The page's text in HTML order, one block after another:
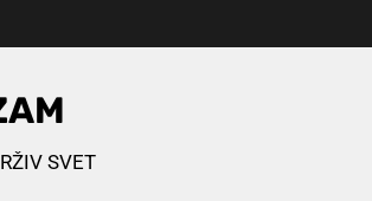
SVET